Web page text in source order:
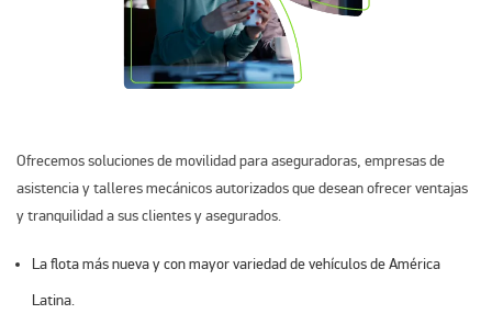
Ofrecemos soluciones de movilidad para aseguradoras, empresas de
asistencia y talleres mecánicos autorizados que desean ofrecer ventajas
y tranquilidad a sus clientes y asegurados.
La flota más nueva y con mayor variedad de vehículos de América
Latina.​